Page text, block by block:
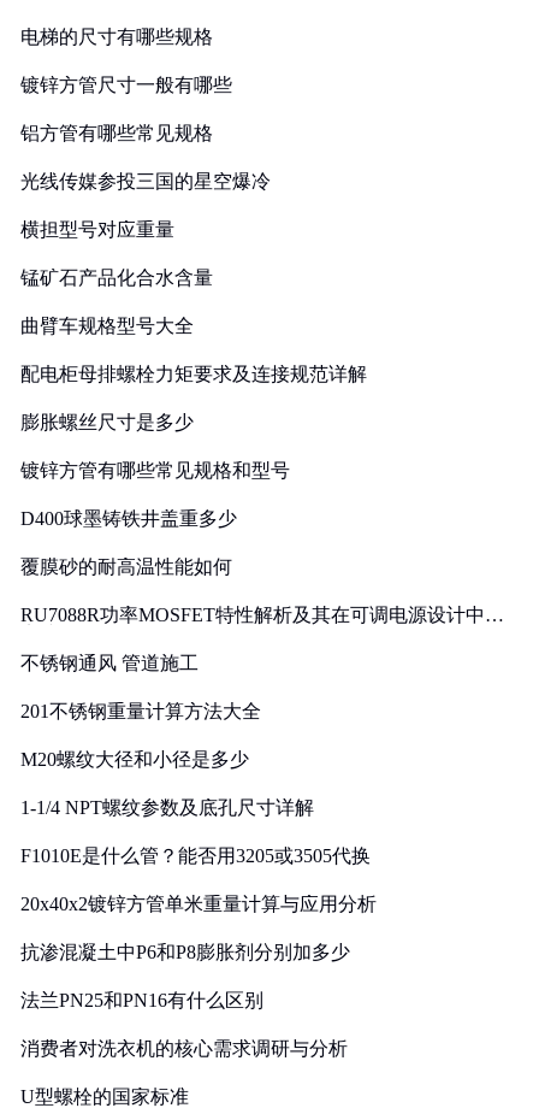
电梯的尺寸有哪些规格
镀锌方管尺寸一般有哪些
铝方管有哪些常见规格
光线传媒参投三国的星空爆冷
横担型号对应重量
锰矿石产品化合水含量
曲臂车规格型号大全
配电柜母排螺栓力矩要求及连接规范详解
膨胀螺丝尺寸是多少
镀锌方管有哪些常见规格和型号
D400球墨铸铁井盖重多少
覆膜砂的耐高温性能如何
RU7088R功率MOSFET特性解析及其在可调电源设计中的
不锈钢通风 管道施工
201不锈钢重量计算方法大全
M20螺纹大径和小径是多少
1-1/4 NPT螺纹参数及底孔尺寸详解
F1010E是什么管？能否用3205或3505代换
20x40x2镀锌方管单米重量计算与应用分析
抗渗混凝土中P6和P8膨胀剂分别加多少
法兰PN25和PN16有什么区别
消费者对洗衣机的核心需求调研与分析
U型螺栓的国家标准